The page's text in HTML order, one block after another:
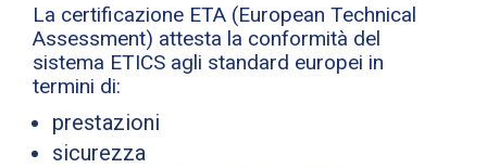
La certificazione ETA (European Technical
Assessment) attesta la conformità del
sistema ETICS agli standard europei in
termini di:
prestazioni
sicurezza